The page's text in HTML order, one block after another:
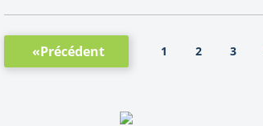
«Précédent 1 2 3